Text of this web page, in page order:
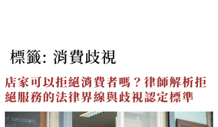
標籤: 消費歧視
店家可以拒絕消費者嗎？律師解析拒
絕服務的法律界線與歧視認定標準